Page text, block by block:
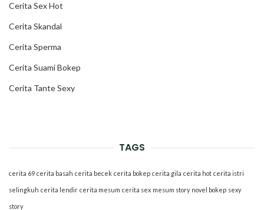
Cerita Sex Hot
Cerita Skandal
Cerita Sperma
Cerita Suami Bokep
Cerita Tante Sexy
TAGS
cerita 69 cerita basah cerita becek cerita bokep cerita gila cerita hot cerita istri
selingkuh cerita lendir cerita mesum cerita sex mesum story novel bokep sexy
story